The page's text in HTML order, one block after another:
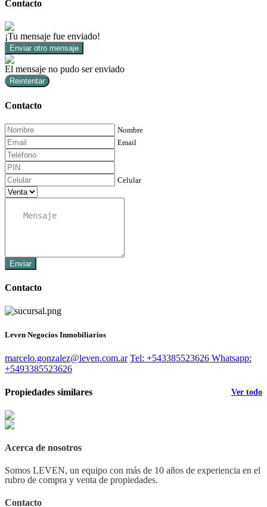
Contacto
¡Tu mensaje fue enviado!
Enviar otro mensaje
El mensaje no pudo ser enviado
Reintentar
Contacto
Nombre
Email
Celular
Enviar
Contacto
Leven Negocios Inmobiliarios
marcelo.gonzalez@leven.com.ar Tel: +543385523626 Whatsapp:
+5493385523626
Propiedades similares Ver todo
Acerca de nosotros
Somos LEVEN, un equipo con más de 10 años de experiencia en el
rubro de compra y venta de propiedades.
Contacto